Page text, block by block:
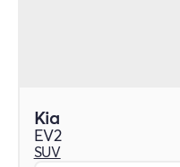
Kia
EV2
SUV